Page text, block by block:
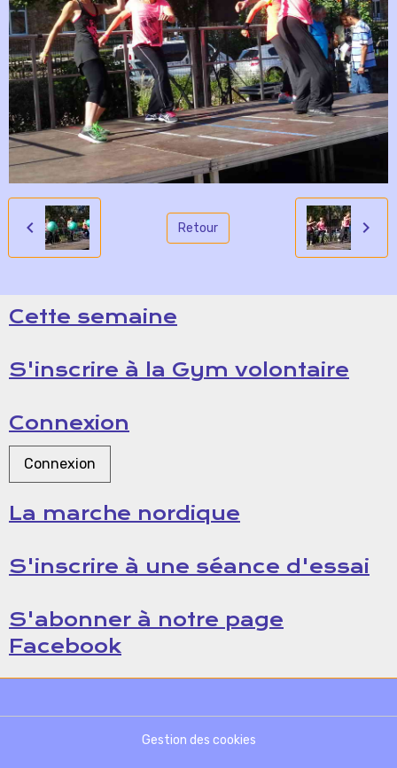
Retour
Cette semaine
S'inscrire à la Gym volontaire
Connexion
Connexion
La marche nordique
S'inscrire à une séance d'essai
S'abonner à notre page
Facebook
Gestion des cookies